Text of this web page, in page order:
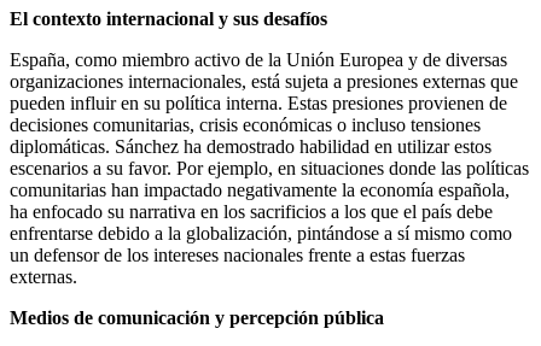
El contexto internacional y sus desafíos
España, como miembro activo de la Unión Europea y de diversas
organizaciones internacionales, está sujeta a presiones externas que
pueden influir en su política interna. Estas presiones provienen de
decisiones comunitarias, crisis económicas o incluso tensiones
diplomáticas. Sánchez ha demostrado habilidad en utilizar estos
escenarios a su favor. Por ejemplo, en situaciones donde las políticas
comunitarias han impactado negativamente la economía española,
ha enfocado su narrativa en los sacrificios a los que el país debe
enfrentarse debido a la globalización, pintándose a sí mismo como
un defensor de los intereses nacionales frente a estas fuerzas
externas.
Medios de comunicación y percepción pública